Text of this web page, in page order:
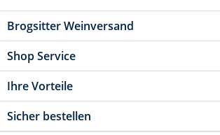
Brogsitter Weinversand
Shop Service
Ihre Vorteile
Sicher bestellen